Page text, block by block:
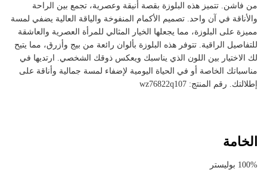
من فاشن. تتميز هذه البلوزة بقصة أنيقة وعصرية، تجمع بين الراحة
والأناقة في آن واحد. تصميم الأكمام المنفوخة والياقة العالية يضفي لمسة
مميزة على البلوزة، مما يجعلها الخيار المثالي للمرأة العصرية والعاشقة
للتفاصيل الراقية. تتوفر هذه البلوزة بألوان رائعة من بيج وأزرق، مما يتيح
لك الاختيار بين اللون الذي يناسبك ويعكس ذوقك الشخصي. ارتديها في
مناسباتك الخاصة أو في الحياة اليومية لإضفاء لمسة جمالية وأناقة على
إطلالتك. رقم المنتج: wz76822q107
الخامة
100% بوليستر